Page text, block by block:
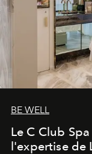
BE WELL
Le C Club
l'expertise de